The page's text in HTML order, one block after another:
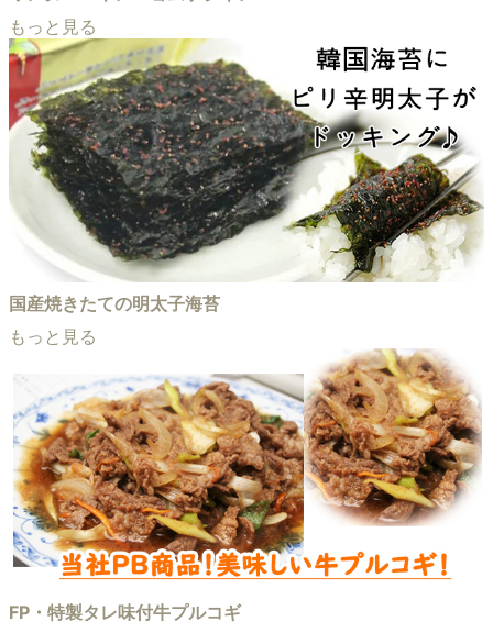
もっと見る
国産焼きたての明太子海苔
もっと見る
FP・特製タレ味付牛プルコギ